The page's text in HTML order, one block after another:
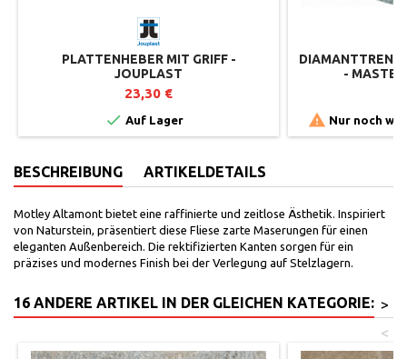
PLATTENHEBER MIT GRIFF -
JOUPLAST
23,30 €
 Auf Lager
-
 Nur noch
BESCHREIBUNG ARTIKELDETAILS
Motley Altamont bietet eine raffinierte und zeitlose Ästhetik. Inspiriert
von Naturstein, präsentiert diese Fliese zarte Maserungen für einen
eleganten Außenbereich. Die rektifizierten Kanten sorgen für ein
präzises und modernes Finish bei der Verlegung auf Stelzlagern.
16 ANDERE ARTIKEL IN DER GLEICHEN KATEGORIE: >
<